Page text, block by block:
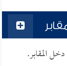
المقابر.